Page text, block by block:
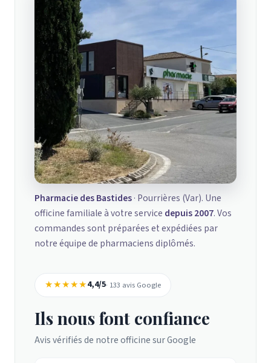
Pharmacie des Bastides· Pourrières (Var). Une
officine familiale à votre service depuis 2007. Vos
commandes sont préparées et expédiées par
notre équipe de pharmaciens diplômés.
★★★★★4,4/5· 133 avis Google
Ils nous font confiance
Avis vérifiés de notre officine sur Google